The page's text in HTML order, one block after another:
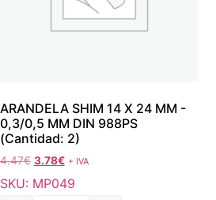
ARANDELA SHIM 14 X 24 MM -
0,3/0,5 MM DIN 988PS
(Cantidad: 2)
4.47€ 3.78€ + IVA
SKU: MP049